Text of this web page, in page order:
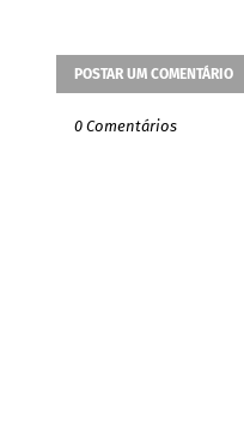
POSTAR UM COMENTÁRIO
0 Comentários